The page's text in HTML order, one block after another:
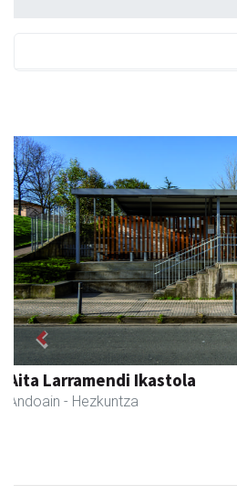
Keinu euskal jantziak
Andoain - Arropa-dendak
Previous